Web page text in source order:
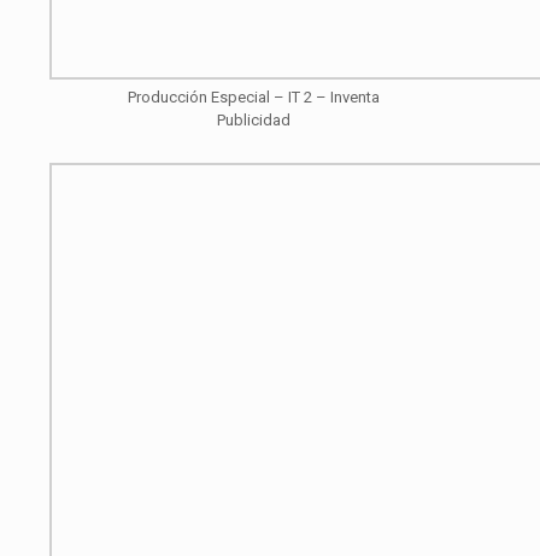
Producción Especial – IT 2 – Inventa
Publicidad